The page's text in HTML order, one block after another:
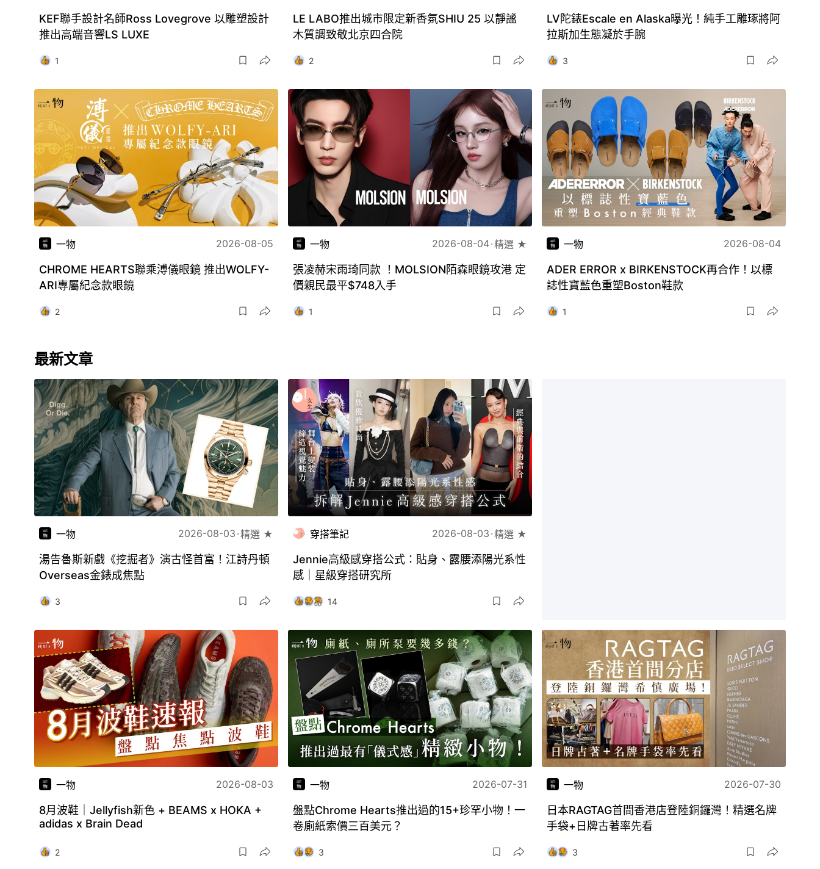
KEF聯手設計名師Ross Lovegrove 以雕塑設計
推出高端音響LS LUXE
1
LE LABO推出城市限定新香氛SHIU 25 以靜謐
木質調致敬北京四合院
2
LV陀錶Escale en Alaska曝光！純手工雕琢將阿
拉斯加生態凝於手腕
3
一物 2026-08-05
CHROME HEARTS聯乘溥儀眼鏡 推出WOLFY-
ARI專屬紀念款眼鏡
2
一物 2026-08-04 精選 ★
張凌赫宋雨琦同款 ！MOLSION陌森眼鏡攻港 定
價親民最平$748入手
1
一物 2026-08-04
ADER ERROR x BIRKENSTOCK再合作！以標
誌性寶藍色重塑Boston鞋款
1
最新文章
一物 2026-08-03 精選 ★
湯告魯斯新戲《挖掘者》演古怪首富！江詩丹頓
Overseas金錶成焦點
3
穿搭筆記 2026-08-03 精選 ★
Jennie高級感穿搭公式：貼身、露腰添陽光系性
感｜星級穿搭研究所
14
一物 2026-08-03
8月波鞋｜Jellyfish新色 + BEAMS x HOKA +
adidas x Brain Dead
2
一物 2026-07-31
盤點Chrome Hearts推出過的15+珍罕小物！一
卷廁紙索價三百美元？
3
一物 2026-07-30
日本RAGTAG首間香港店登陸銅鑼灣！精選名牌
手袋+日牌古著率先看
3